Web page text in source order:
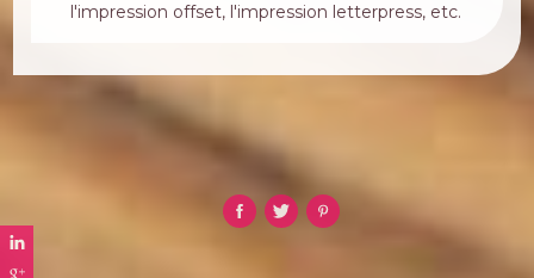
l'impression offset, l'impression letterpress, etc.